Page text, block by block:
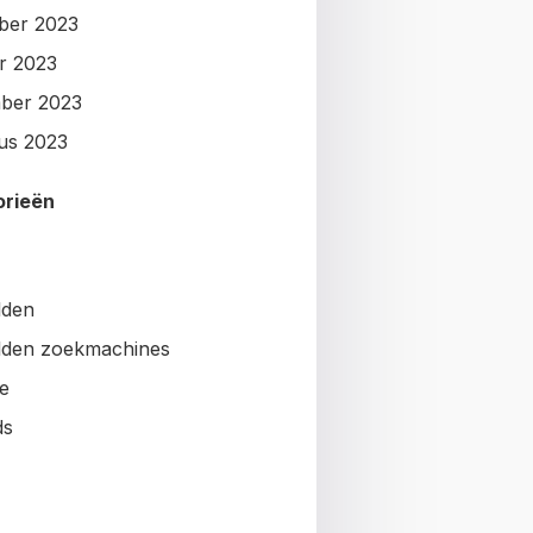
2023
2023
2023
2023
zoekmachines